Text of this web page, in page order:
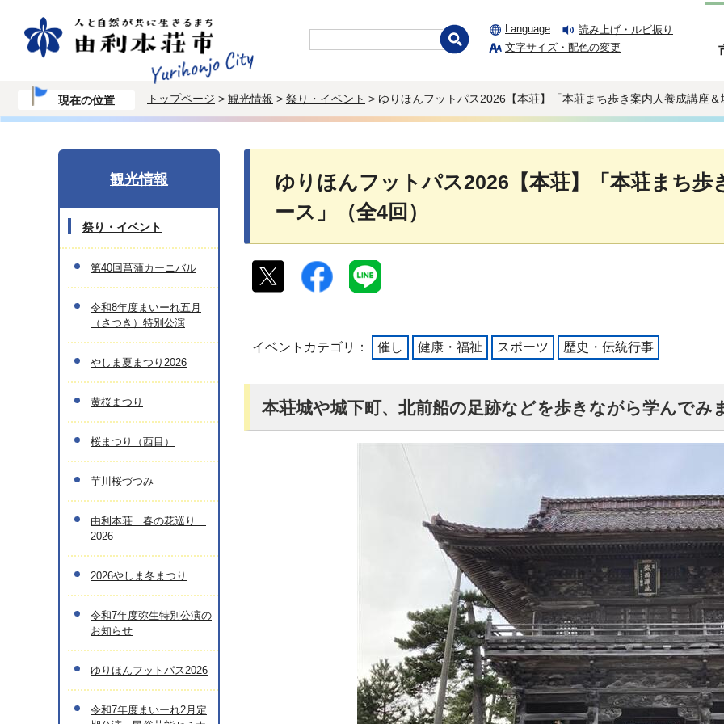
Language
読み上げ・ルビ振り
文字サイズ・配色の変更
現在の位置 トップページ > 観光情報 > 祭り・イベント > ゆりほんフットパス2026【本荘】「本荘まち歩き案内人養成講座
ゆりほんフットパス2026【本荘】「本荘まち歩
ース」（全4回）
イベントカテゴリ： 催し 健康・福祉 スポーツ 歴史・伝統行事
本荘城や城下町、北前船の足跡などを歩きながら学んでみ
観光情報
祭り・イベント
第40回菖蒲カーニバル
令和8年度まいーれ五月
（さつき）特別公演
やしま夏まつり2026
黄桜まつり
桜まつり（西目）
芋川桜づつみ
由利本荘 春の花巡り
2026
2026やしま冬まつり
令和7年度弥生特別公演の
お知らせ
ゆりほんフットパス2026
令和7年度まいーれ2月定